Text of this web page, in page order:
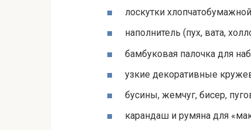
лоскутки
наполнитель (пух, вата,
бамбуковая палочка для
узкие декоративные
бусины, жемчуг, бисер,
карандаш и румяна для